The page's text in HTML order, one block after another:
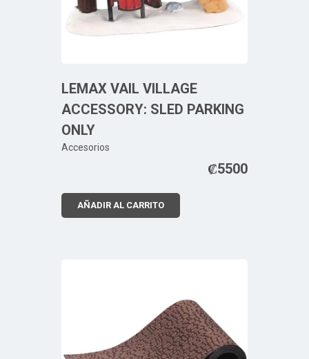
LEMAX VAIL VILLAGE
ACCESSORY: SLED PARKING
ONLY
Accesorios
₡5500
AÑADIR AL CARRITO